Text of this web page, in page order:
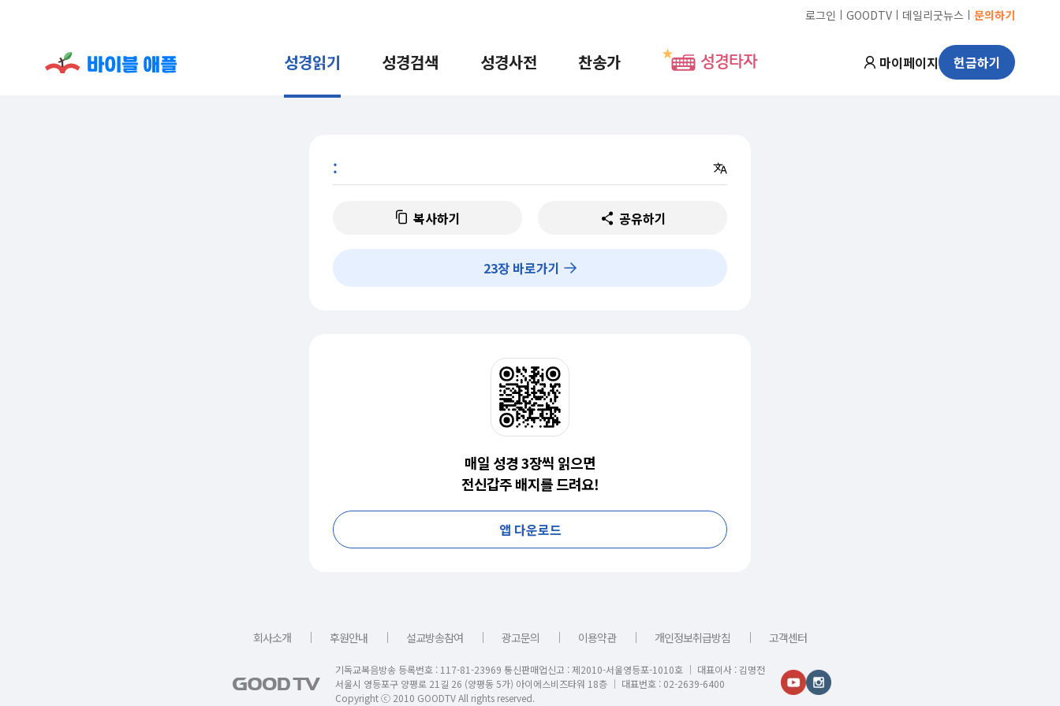
로그인 ㅣ GOODTV ㅣ 데일리굿뉴스 ㅣ 문의하기
성경읽기 성경검색 성경사전 찬송가 성경타자 마이페이지 헌금하기
:
복사하기 공유하기
23장 바로가기
매일 성경 3장씩 읽으면
전신갑주 배지를 드려요!
앱 다운로드
회사소개 ｜ 후원안내 ｜ 설교방송참여 ｜ 광고문의 ｜ 이용약관 ｜ 개인정보취급방침 ｜ 고객센터
기독교복음방송 등록번호 : 117-81-23969 통신판매업신고 : 제2010-서울영등포-1010호 │ 대표이사 : 김명전
서울시 영등포구 양평로 21길 26 (양평동 5가) 아이에스비즈타워 18층 │ 대표번호 : 02-2639-6400
Copyright ⓒ 2010 GOODTV All rights reserved.